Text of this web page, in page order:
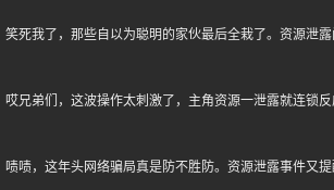
笑死我了，那些自以为聪明的家伙最后全栽了。资源泄
哎兄弟们，这波操作太刺激了，主角资源一泄露就连锁
啧啧，这年头网络骗局真是防不胜防。资源泄露事件又